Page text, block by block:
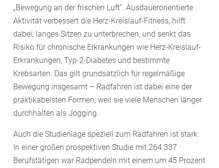
„Bewegung an der frischen Luft“. Ausdauerorientierte
Aktivität verbessert die Herz-Kreislauf-Fitness, hilft
dabei, langes Sitzen zu unterbrechen, und senkt das
Risiko für chronische Erkrankungen wie Herz-Kreislauf-
Erkrankungen, Typ-2-Diabetes und bestimmte
Krebsarten. Das gilt grundsätzlich für regelmäßige
Bewegung insgesamt – Radfahren ist dabei eine der
praktikabelsten Formen, weil sie viele Menschen länger
durchhalten als Jogging.
Auch die Studienlage speziell zum Radfahren ist stark.
In einer großen prospektiven Studie mit 264.337
Berufstätigen war Radpendeln mit einem um 45 Prozent